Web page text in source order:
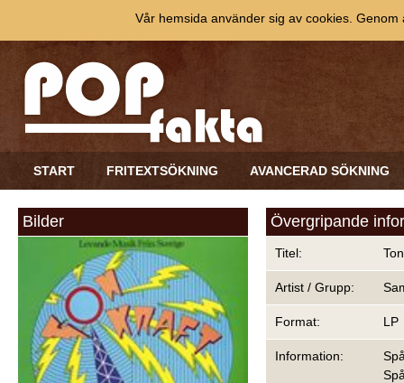
START FRITEXTSÖKNING AVANCERAD SÖKNING
Bilder Övergripande
Titel:
Artist / Grupp:
Format: LP
Information:
Vår hemsida använder sig av cookies.